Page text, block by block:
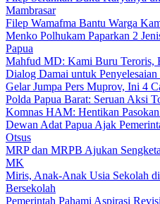
Mambrasar
Filep Wamafma Bantu Warga
Menko Polhukam Paparkan 2
Papua
Mahfud MD: Kami Buru Teroris,
Dialog Damai untuk
Gelar Jumpa Pers Muprov, Ini 4
Polda Papua Barat: Seruan Aksi
Komnas HAM: Hentikan
Dewan Adat Papua Ajak
Otsus
MRP dan MRPB Ajukan
MK
Miris, Anak-Anak Usia Sekolah
Bersekolah
Pemerintah Pahami Aspirasi